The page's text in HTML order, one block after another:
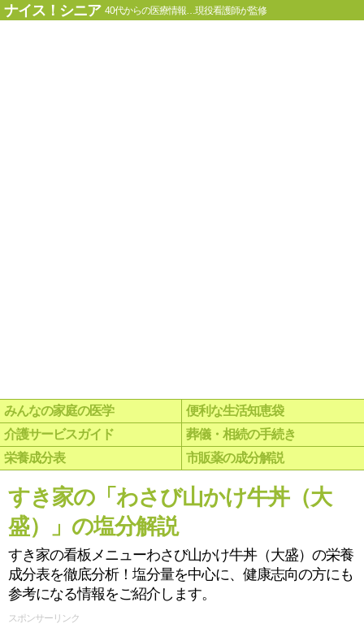
ナイス！シニア 40代からの医療情報…現役看護師が監修
みんなの家庭の医学
便利な生活知恵袋
介護サービスガイド
葬儀・相続の手続き
栄養成分表
市販薬の成分解説
すき家の「わさび山かけ牛丼（大
盛）」の塩分解説
すき家の看板メニューわさび山かけ牛丼（大盛）の栄養
成分表を徹底分析！塩分量を中心に、健康志向の方にも
参考になる情報をご紹介します。
スポンサーリンク